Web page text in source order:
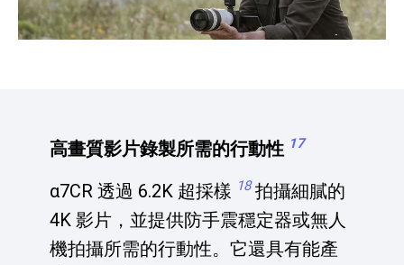
高畫質影片錄製所需的行動性 17
α7CR 透過 6.2K 超採樣 18拍攝細膩的
4K 影片，並提供防手震穩定器或無人
機拍攝所需的行動性。它還具有能產